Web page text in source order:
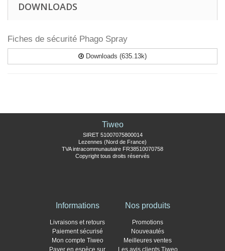
DOWNLOADS
Fiches de sécurité Phago Spray
Downloads (635.13k)
Tiweo
SIRET 51007075800014
Lezennes (Nord de France)
TVA intracommunautaire FR38510070758
Copyright tous droits réservés
Informations
Livraisons et retours
Paiement sécurisé
Mon compte Tiweo
Payer en espèce sur
Nos produits
Promotions
Nouveautés
Meilleures ventes
Les avis clients Tiweo